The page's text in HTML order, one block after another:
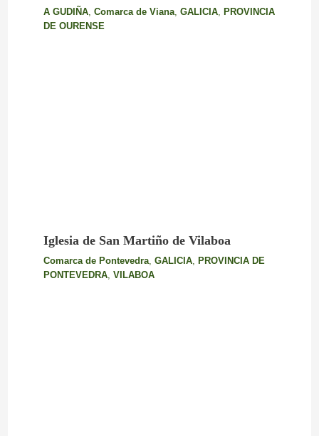
A GUDIÑA, Comarca de Viana, GALICIA, PROVINCIA
DE OURENSE
Iglesia de San Martiño de Vilaboa
Comarca de Pontevedra, GALICIA, PROVINCIA DE
PONTEVEDRA, VILABOA